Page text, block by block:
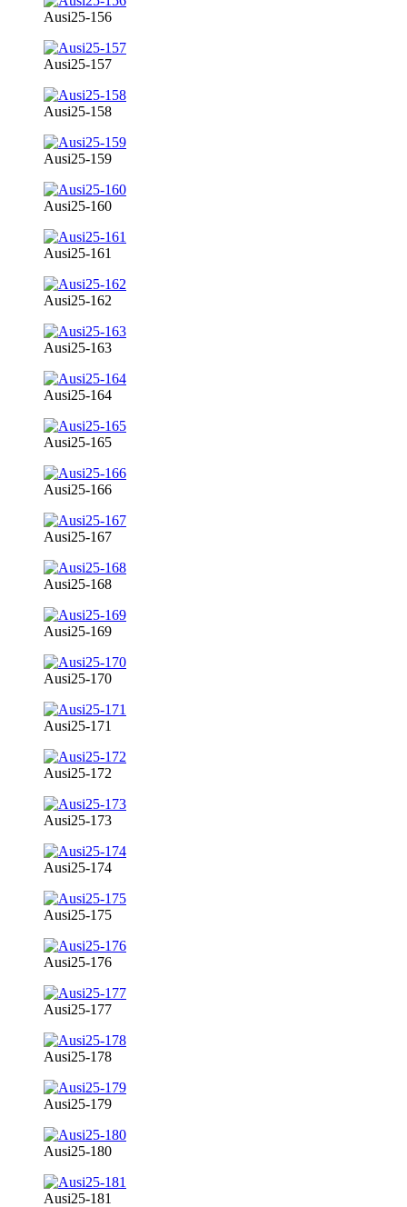
Ausi25-156
Ausi25-157
Ausi25-158
Ausi25-159
Ausi25-160
Ausi25-161
Ausi25-162
Ausi25-163
Ausi25-164
Ausi25-165
Ausi25-166
Ausi25-167
Ausi25-168
Ausi25-169
Ausi25-170
Ausi25-171
Ausi25-172
Ausi25-173
Ausi25-174
Ausi25-175
Ausi25-176
Ausi25-177
Ausi25-178
Ausi25-179
Ausi25-180
Ausi25-181